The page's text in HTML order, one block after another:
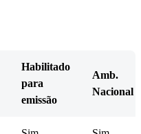
Habilitado
para
emissão
Amb.
Nacional